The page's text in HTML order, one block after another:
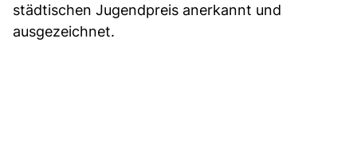
städtischen Jugendpreis anerkannt und
ausgezeichnet.